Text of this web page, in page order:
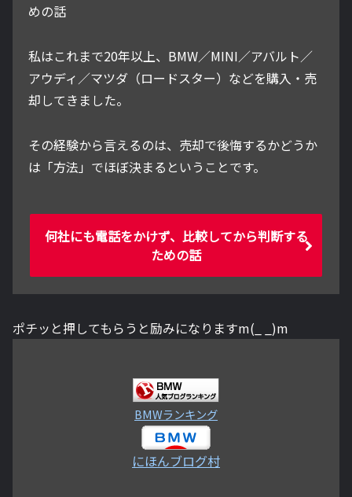
めの話
私はこれまで20年以上、BMW／MINI／アバルト／
アウディ／マツダ（ロードスター）などを購入・売
却してきました。
その経験から言えるのは、売却で後悔するかどうか
は「方法」でほぼ決まるということです。
何社にも電話をかけず、比較してから判断する
ための話
ポチッと押してもらうと励みになりますm(_ _)m
BMWランキング
にほんブログ村